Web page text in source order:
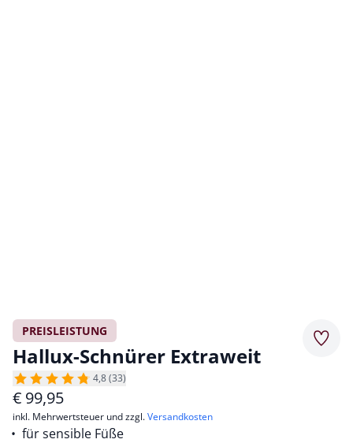
PREISLEISTUNG
Hallux-Schnürer Extraweit
4,8 (33)
€ 99,95
inkl. Mehrwertsteuer und zzgl.Versandkosten
für sensible Füße